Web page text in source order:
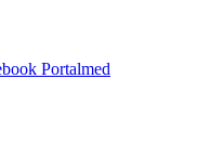
Portalmed